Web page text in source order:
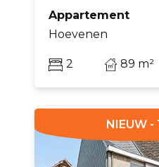
Appartement
Hoevenen
2 89 m²
NIEUW -